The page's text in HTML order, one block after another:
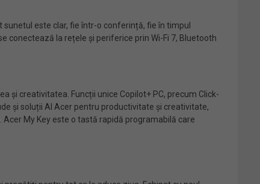
este clar, fie într-o conferință, fie în timpul
conectează la rețele și periferice prin Wi-Fi 7, Bluetooth
și creativitatea. Funcții unice Copilot+ PC, precum Click-
și soluții AI Acer pentru productivitate și creativitate,
My Key este o tastă rapidă programabilă care